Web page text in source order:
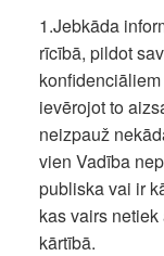
1.Jebkāda
rīcībā, pildot
ievērojot to
neizpauž
vien Vadība
publiska vai ir
kas vairs
kārtībā.